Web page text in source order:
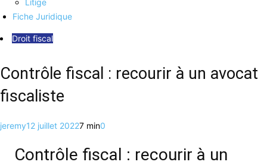
Litige
Fiche Juridique
Droit fiscal
Contrôle fiscal : recourir à un avocat
fiscaliste
jeremy12 juillet 20227 min0
Contrôle fiscal : recourir à un